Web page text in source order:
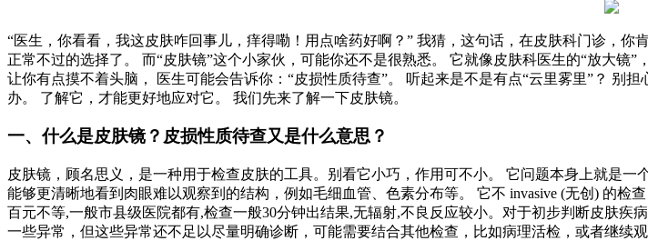
“医生，你看看，我这皮肤咋回事儿，痒得嘞！用点啥药好啊？” 我猜，这句话，在皮肤科门诊，
正常不过的选择了。 而“皮肤镜”这个小家伙，可能你还不是很熟悉。 它就像皮肤科医生的“放大
让你有点摸不着头脑， 医生可能会告诉你：“皮损性质待查”。 听起来是不是有点“云里雾里”？ 别
办。 了解它，才能更好地应对它。 我们先来了解一下皮肤镜。
一、什么是皮肤镜？皮损性质待查又是什么意思？
皮肤镜，顾名思义，是一种用于检查皮肤的工具。别看它小巧，作用可不小。 它问题本身上就是
能够更清晰地看到肉眼难以观察到的结构，例如毛细血管、色素分布等。 它不 invasive (无创) 的
百元不等,一般市县级医院都有,检查一般30分钟出结果,无辐射,不良反应较小。对于初步判断皮肤
一些异常，但这些异常还不足以尽量明确诊断，可能需要结合其他检查，比如病理活检，或者继续观